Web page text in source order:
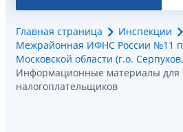
Главная страница
Инспекции
Межрайонная ИФНС России №11
Московской области (г.о.
Информационные материалы для
налогоплательщиков